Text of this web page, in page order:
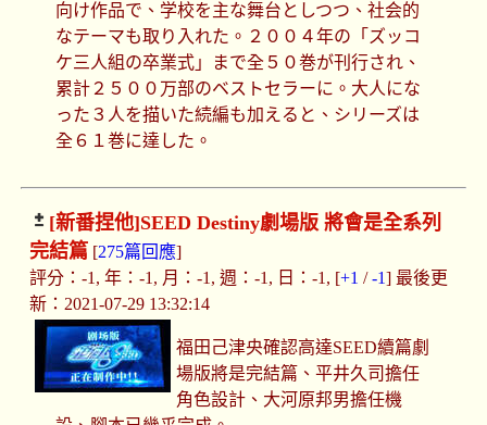
向け作品で、学校を主な舞台としつつ、社会的
なテーマも取り入れた。２００４年の「ズッコ
ケ三人組の卒業式」まで全５０巻が刊行され、
累計２５００万部のベストセラーに。大人にな
った３人を描いた続編も加えると、シリーズは
全６１巻に達した。
[新番捏他]SEED Destiny劇場版 將會是全系列
完結篇 [275篇回應]
評分：-1, 年：-1, 月：-1, 週：-1, 日：-1, [+1 /-1] 最後更
新：2021-07-29 13:32:14
福田己津央確認高達SEED續篇劇
場版將是完結篇、平井久司擔任
角色設計、大河原邦男擔任機